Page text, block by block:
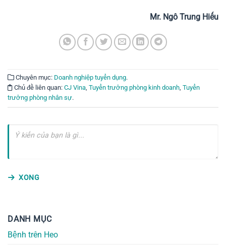
Mr. Ngô Trung Hiếu
Chuyên mục: Doanh nghiệp tuyển dụng.
Chủ đề liên quan: CJ Vina, Tuyển trưởng phòng kinh doanh, Tuyển
trưởng phòng nhân sự.
XONG
DANH MỤC
Bệnh trên Heo